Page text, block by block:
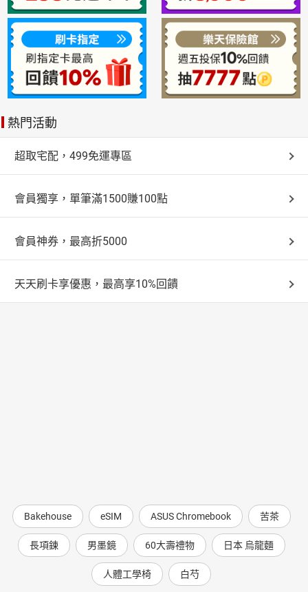
熱門活動
超取宅配，499免運專區
會員獨享，單筆滿1500賺100點
會員神券，最高折5000
天天刷卡享優惠，最高享10%回饋
Bakehouse eSIM ASUS Chromebook 苦茶
長項鍊 男墨鏡 60大壽禮物 日本 烏龍麵
人體工學椅 白芍